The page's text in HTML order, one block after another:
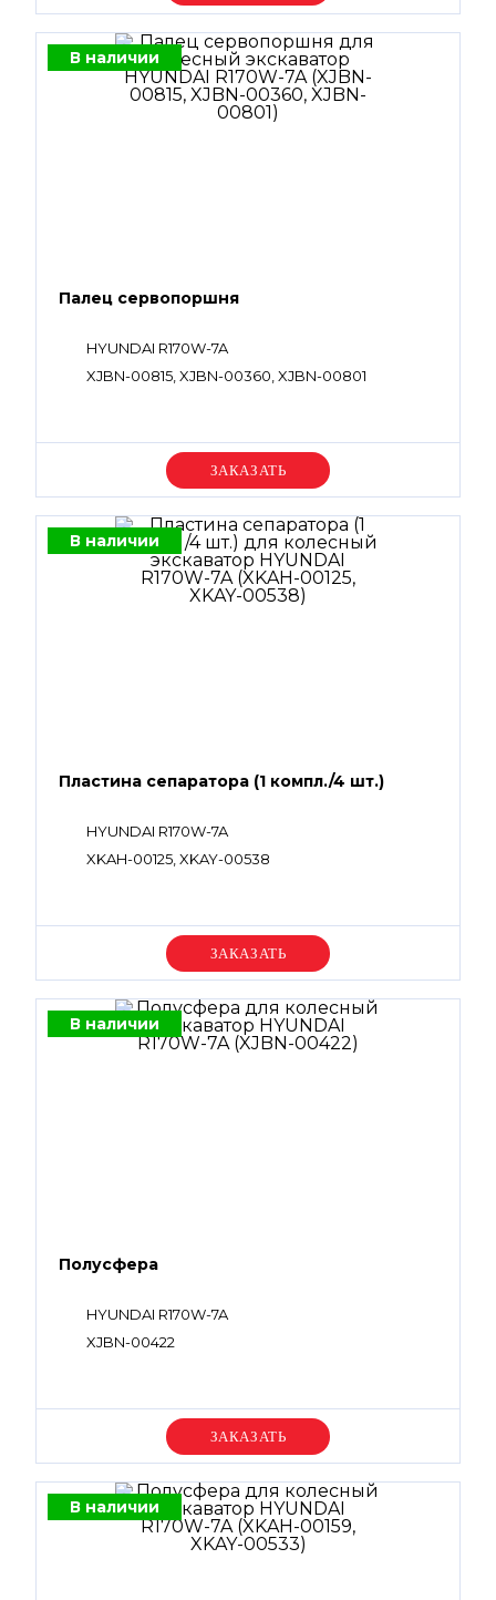
В наличии
Палец сервопоршня
HYUNDAI R170W-7A
XJBN-00815, XJBN-00360, XJBN-00801
Уточняйте цену
В наличии
Пластина сепаратора (1 компл./4 шт.)
HYUNDAI R170W-7A
XKAH-00125, XKAY-00538
Уточняйте цену
В наличии
Полусфера
HYUNDAI R170W-7A
XJBN-00422
Уточняйте цену
В наличии